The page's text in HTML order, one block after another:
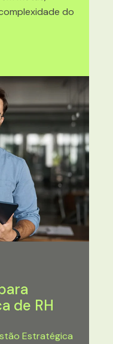
do
de RH
Estratégica